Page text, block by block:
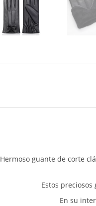
Hermoso guante de corte
Estos
En su